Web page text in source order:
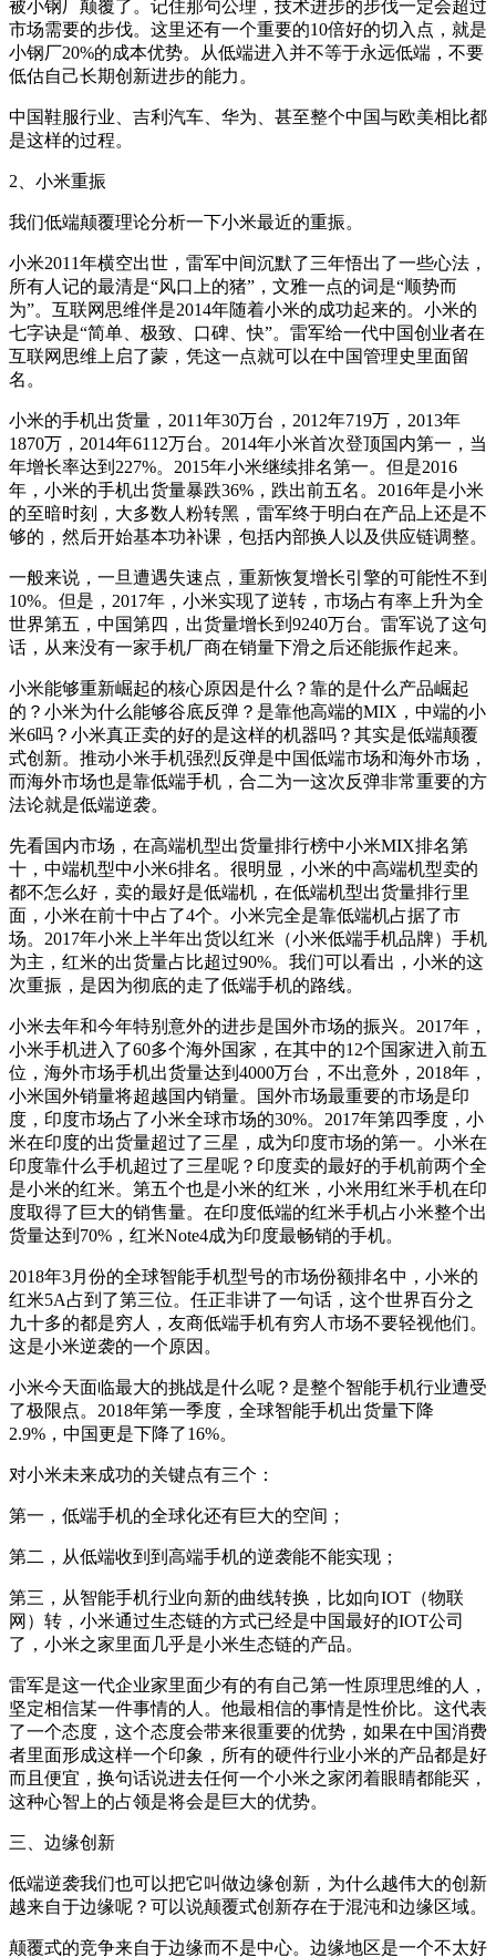
被小钢厂颠覆了。记住那句公理，技术进步的步伐一定会超过
市场需要的步伐。这里还有一个重要的10倍好的切入点，就是
小钢厂20%的成本优势。从低端进入并不等于永远低端，不要
低估自己长期创新进步的能力。
中国鞋服行业、吉利汽车、华为、甚至整个中国与欧美相比都
是这样的过程。
2、小米重振
我们低端颠覆理论分析一下小米最近的重振。
小米2011年横空出世，雷军中间沉默了三年悟出了一些心法，
所有人记的最清是“风口上的猪”，文雅一点的词是“顺势而
为”。互联网思维伴是2014年随着小米的成功起来的。小米的
七字诀是“简单、极致、口碑、快”。雷军给一代中国创业者在
互联网思维上启了蒙，凭这一点就可以在中国管理史里面留
名。
小米的手机出货量，2011年30万台，2012年719万，2013年
1870万，2014年6112万台。2014年小米首次登顶国内第一，当
年增长率达到227%。2015年小米继续排名第一。但是2016
年，小米的手机出货量暴跌36%，跌出前五名。2016年是小米
的至暗时刻，大多数人粉转黑，雷军终于明白在产品上还是不
够的，然后开始基本功补课，包括内部换人以及供应链调整。
一般来说，一旦遭遇失速点，重新恢复增长引擎的可能性不到
10%。但是，2017年，小米实现了逆转，市场占有率上升为全
世界第五，中国第四，出货量增长到9240万台。雷军说了这句
话，从来没有一家手机厂商在销量下滑之后还能振作起来。
小米能够重新崛起的核心原因是什么？靠的是什么产品崛起
的？小米为什么能够谷底反弹？是靠他高端的MIX，中端的小
米6吗？小米真正卖的好的是这样的机器吗？其实是低端颠覆
式创新。推动小米手机强烈反弹是中国低端市场和海外市场，
而海外市场也是靠低端手机，合二为一这次反弹非常重要的方
法论就是低端逆袭。
先看国内市场，在高端机型出货量排行榜中小米MIX排名第
十，中端机型中小米6排名。很明显，小米的中高端机型卖的
都不怎么好，卖的最好是低端机，在低端机型出货量排行里
面，小米在前十中占了4个。小米完全是靠低端机占据了市
场。2017年小米上半年出货以红米（小米低端手机品牌）手机
为主，红米的出货量占比超过90%。我们可以看出，小米的这
次重振，是因为彻底的走了低端手机的路线。
小米去年和今年特别意外的进步是国外市场的振兴。2017年，
小米手机进入了60多个海外国家，在其中的12个国家进入前五
位，海外市场手机出货量达到4000万台，不出意外，2018年，
小米国外销量将超越国内销量。国外市场最重要的市场是印
度，印度市场占了小米全球市场的30%。2017年第四季度，小
米在印度的出货量超过了三星，成为印度市场的第一。小米在
印度靠什么手机超过了三星呢？印度卖的最好的手机前两个全
是小米的红米。第五个也是小米的红米，小米用红米手机在印
度取得了巨大的销售量。在印度低端的红米手机占小米整个出
货量达到70%，红米Note4成为印度最畅销的手机。
2018年3月份的全球智能手机型号的市场份额排名中，小米的
红米5A占到了第三位。任正非讲了一句话，这个世界百分之
九十多的都是穷人，友商低端手机有穷人市场不要轻视他们。
这是小米逆袭的一个原因。
小米今天面临最大的挑战是什么呢？是整个智能手机行业遭受
了极限点。2018年第一季度，全球智能手机出货量下降
2.9%，中国更是下降了16%。
对小米未来成功的关键点有三个：
第一，低端手机的全球化还有巨大的空间；
第二，从低端收到到高端手机的逆袭能不能实现；
第三，从智能手机行业向新的曲线转换，比如向IOT（物联
网）转，小米通过生态链的方式已经是中国最好的IOT公司
了，小米之家里面几乎是小米生态链的产品。
雷军是这一代企业家里面少有的有自己第一性原理思维的人，
坚定相信某一件事情的人。他最相信的事情是性价比。这代表
了一个态度，这个态度会带来很重要的优势，如果在中国消费
者里面形成这样一个印象，所有的硬件行业小米的产品都是好
而且便宜，换句话说进去任何一个小米之家闭着眼睛都能买，
这种心智上的占领是将会是巨大的优势。
三、边缘创新
低端逆袭我们也可以把它叫做边缘创新，为什么越伟大的创新
越来自于边缘呢？可以说颠覆式创新存在于混沌和边缘区域。
颠覆式的竞争来自于边缘而不是中心。边缘地区是一个不太好